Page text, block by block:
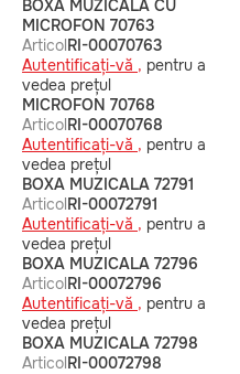
BOXĂ MUZICALĂ CU
MICROFON 70763
ArticolRI-00070763
Autentificați-vă , pentru a
vedea prețul
MICROFON 70768
ArticolRI-00070768
Autentificați-vă , pentru a
vedea prețul
BOXA MUZICALA 72791
ArticolRI-00072791
Autentificați-vă , pentru a
vedea prețul
BOXA MUZICALA 72796
ArticolRI-00072796
Autentificați-vă , pentru a
vedea prețul
BOXA MUZICALA 72798
ArticolRI-00072798